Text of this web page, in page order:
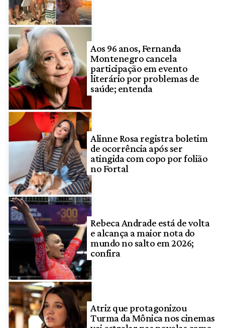
Aos 96 anos, Fernanda
Montenegro cancela
participação em evento
literário por problemas de
saúde; entenda
Alinne Rosa registra boletim
de ocorrência após ser
atingida com copo por folião
no Fortal
Rebeca Andrade está de volta
e alcança a maior nota do
mundo no salto em 2026;
confira
Atriz que protagonizou
Turma da Mônica nos cinemas